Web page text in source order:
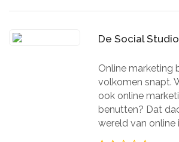
De Social Studio
Online marketing
volkomen snapt.
ook online
benutten? Dat
wereld van online